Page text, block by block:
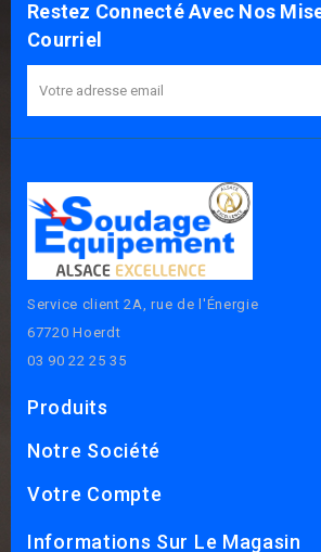
Restez Connecté Avec Nos
Courriel
Service client 2A, rue de l'Énergie
67720 Hoerdt
03 90 22 25 35
Produits
Notre Société
Votre Compte
Informations Sur Le Magasin